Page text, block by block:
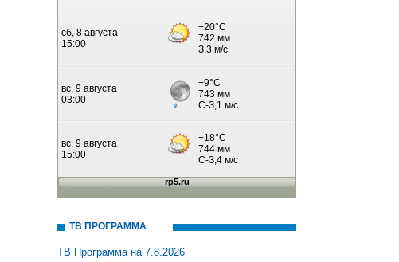
ТВ ПРОГРАММА
ТВ Программа на 7.8.2026